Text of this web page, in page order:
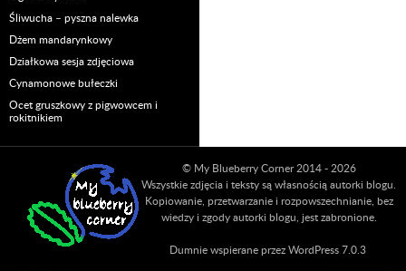
Śliwucha – pyszna nalewka
Dżem mandarynkowy
Działkowa sesja zdjęciowa
Cynamonowe bułeczki
Ocet gruszkowy z pigwowcem i
rokitnikiem
© My Blueberry Corner 2014 - 2026
Wszystkie zdjęcia i teksty są własnością autorki blogu.
Kopiowanie, przetwarzanie i rozpowszechnianie, bez
wiedzy i zgody autorki blogu, jest zabronione.
Dumnie wspierane przez WordPress 7.0.3